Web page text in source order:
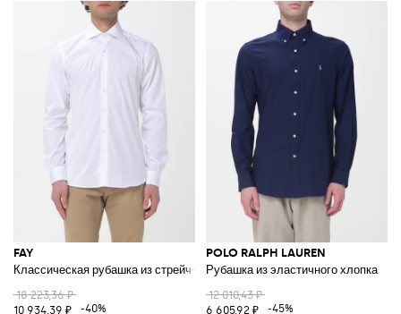
FAY
Классическая рубашка из стрейч-хлопка
18 223,36 ₽
10 934,39 ₽
-40%
POLO RALPH LAUREN
Рубашка из эластичного хлопка
12 010,43 ₽
6 605,92 ₽
-45%